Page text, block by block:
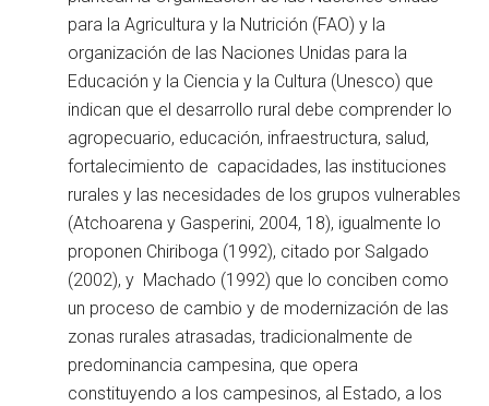
para la Agricultura y la Nutrición (FAO) y la
organización de las Naciones Unidas para la
Educación y la Ciencia y la Cultura (Unesco) que
indican que el desarrollo rural debe comprender lo
agropecuario, educación, infraestructura, salud,
fortalecimiento de capacidades, las instituciones
rurales y las necesidades de los grupos vulnerables
(Atchoarena y Gasperini, 2004, 18), igualmente lo
proponen Chiriboga (1992), citado por Salgado
(2002), y Machado (1992) que lo conciben como
un proceso de cambio y de modernización de las
zonas rurales atrasadas, tradicionalmente de
predominancia campesina, que opera
constituyendo a los campesinos, al Estado, a los